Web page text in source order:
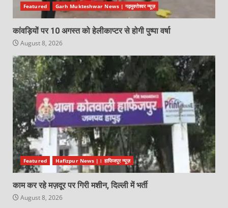
Featured Garh Mukteshwar News | गढ़मुक्तेश्वर न्यूज़
कांवड़ियों पर 10 अगस्त को हेलीकाप्टर से होगी पुष्पा वर्षा
August 8, 2026
Featured Hafizpur News |। हाफिजपुर न्यूज़
काम कर रहे मज़दूर पर गिरी मशीन, दिल्ली में भर्ती
August 8, 2026